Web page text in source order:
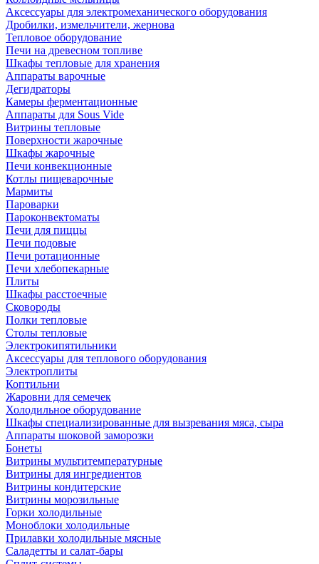
Аксессуары для электромеханического оборудования
Дробилки, измельчители, жернова
Тепловое оборудование
Печи на древесном топливе
Шкафы тепловые для хранения
Аппараты варочные
Дегидраторы
Камеры ферментационные
Аппараты для Sous Vide
Витрины тепловые
Поверхности жарочные
Шкафы жарочные
Печи конвекционные
Котлы пищеварочные
Мармиты
Пароварки
Пароконвектоматы
Печи для пиццы
Печи подовые
Печи ротационные
Печи хлебопекарные
Плиты
Шкафы расстоечные
Сковороды
Полки тепловые
Столы тепловые
Электрокипятильники
Аксессуары для теплового оборудования
Электроплиты
Коптильни
Жаровни для семечек
Холодильное оборудование
Шкафы специализированные для вызревания мяса, сыра
Аппараты шоковой заморозки
Бонеты
Витрины мультитемпературные
Витрины для ингредиентов
Витрины кондитерские
Витрины морозильные
Горки холодильные
Моноблоки холодильные
Прилавки холодильные мясные
Саладетты и салат-бары